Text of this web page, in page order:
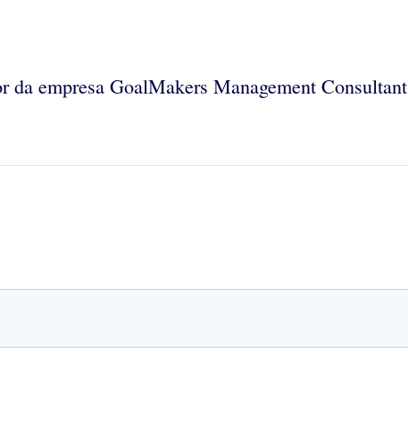
da empresa GoalMakers Management